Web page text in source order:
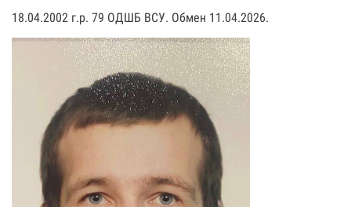
18.04.2002 г.р. 79 ОДШБ ВСУ. Обмен 11.04.2026.